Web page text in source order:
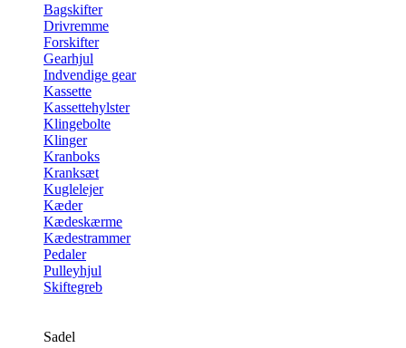
Bagskifter
Drivremme
Forskifter
Gearhjul
Indvendige gear
Kassette
Kassettehylster
Klingebolte
Klinger
Kranboks
Kranksæt
Kuglelejer
Kæder
Kædeskærme
Kædestrammer
Pedaler
Pulleyhjul
Skiftegreb
Sadel